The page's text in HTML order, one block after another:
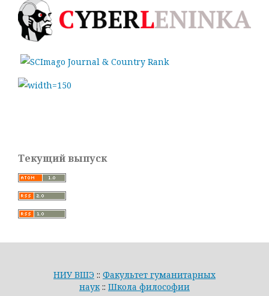
Текущий выпуск
НИУ ВШЭ :: Факультет гуманитарных
наук:: Школа философии